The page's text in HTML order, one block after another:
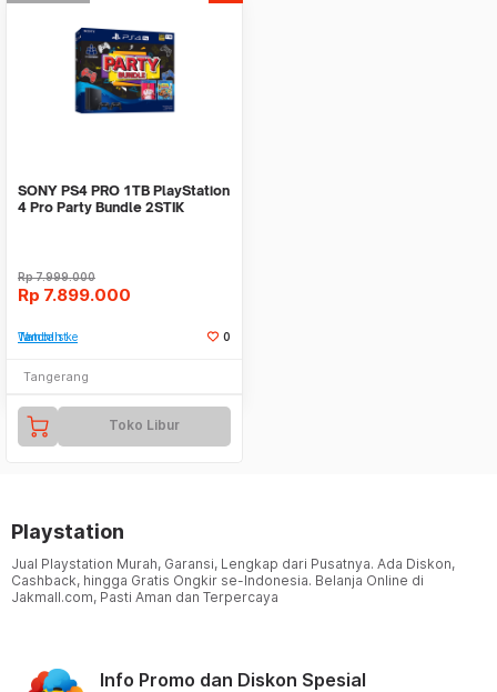
SONY PS4 PRO 1TB PlayStation
4 Pro Party Bundle 2STIK
Rp7.999.000
Rp 7.899.000
Tambah ke Watchlist 0
Tangerang
Toko Libur
Playstation
Jual Playstation Murah, Garansi, Lengkap dari Pusatnya. Ada Diskon,
Cashback, hingga Gratis Ongkir se-Indonesia. Belanja Online di
Jakmall.com, Pasti Aman dan Terpercaya
Info Promo dan Diskon Spesial